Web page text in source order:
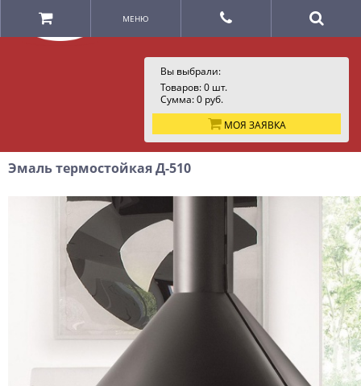
Вы выбрали:
Товаров:0 шт.
Сумма:0 руб.
МОЯ ЗАЯВКА
МЕНЮ
Эмаль термостойкая Д-510